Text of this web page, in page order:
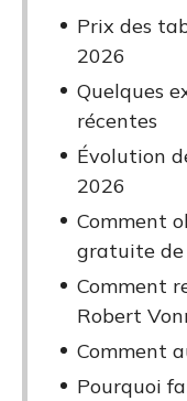
Prix des
2026
Quelques
récentes
Évolution
2026
Comment
gratuite de
Comment
Robert
Comment
Pourquoi